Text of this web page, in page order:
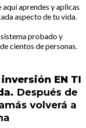
aprendes y aplicas
aspecto de tu vida.
sistema probado y
cientos de personas.
EN TI
Después de
volverá a